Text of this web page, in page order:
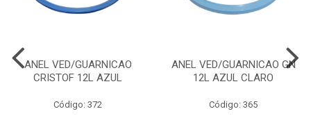
ANEL VED/GUARNICAO
CRISTOF 12L AZUL
Código: 372
ANEL VED/GUARNICAO GN
12L AZUL CLARO
Código: 365